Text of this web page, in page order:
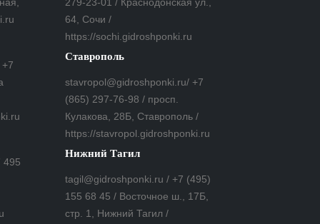
495
279-23-01 / Краснодонская ул.,
64, Сочи /
https://sochi.gidroshponki.ru
Ставрополь
stavropol@gidroshponki.ru/ +7
(865) 297-76-98 / просп.
Кулакова, 28Б, Ставрополь /
https://stavropol.gidroshponki.ru
Нижний Тагил
tagil@gidroshponki.ru / +7 (495)
155 68 45 / Восточное ш., 17Б,
стр. 1, Нижний Тагил /